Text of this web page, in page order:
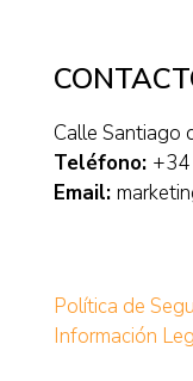
Calle Santiago
Teléfono:
Email:
Política de
Información